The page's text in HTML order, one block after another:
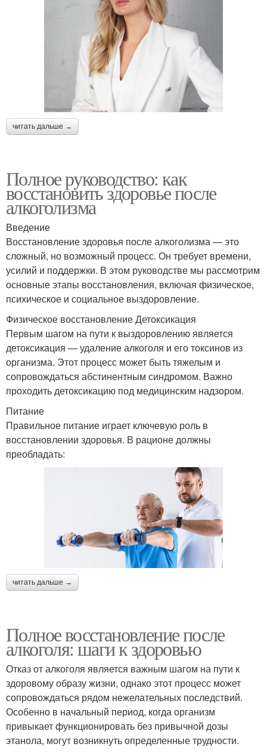
читать дальше →
Полное руководство: как
восстановить здоровье после
алкоголизма
Введение
Восстановление здоровья после алкоголизма — это
сложный, но возможный процесс. Он требует времени,
усилий и поддержки. В этом руководстве мы рассмотрим
основные этапы восстановления, включая физическое,
психическое и социальное выздоровление.
Физическое восстановление Детоксикация
Первым шагом на пути к выздоровлению является
детоксикация — удаление алкоголя и его токсинов из
организма. Этот процесс может быть тяжелым и
сопровождаться абстинентным синдромом. Важно
проходить детоксикацию под медицинским надзором.
Питание
Правильное питание играет ключевую роль в
восстановлении здоровья. В рационе должны
преобладать:
читать дальше →
Полное восстановление после
алкоголя: шаги к здоровью
Отказ от алкоголя является важным шагом на пути к
здоровому образу жизни, однако этот процесс может
сопровождаться рядом нежелательных последствий.
Особенно в начальный период, когда организм
привыкает функционировать без привычной дозы
этанола, могут возникнуть определенные трудности.